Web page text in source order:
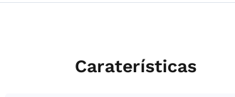
Caraterísticas